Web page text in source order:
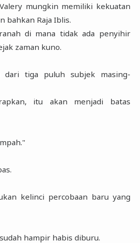
mungkin memiliki kekuatan
bahkan Raja Iblis.
di mana tidak ada penyihir
zaman kuno.
dari tiga puluh subjek masing-
itu akan menjadi batas
kelinci percobaan baru yang
hampir habis diburu.